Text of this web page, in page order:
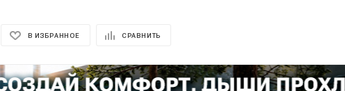
В ИЗБРАННОЕ СРАВНИТЬ